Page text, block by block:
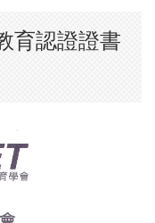
育認證證書